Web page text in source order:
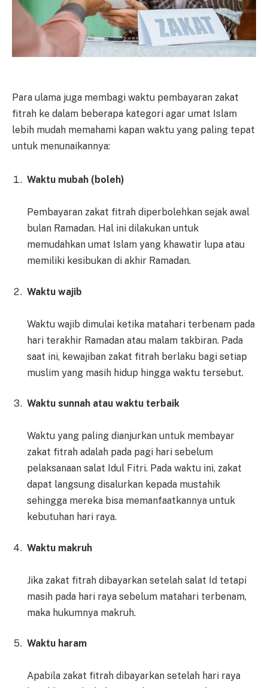
Para ulama juga membagi waktu pembayaran zakat
fitrah ke dalam beberapa kategori agar umat Islam
lebih mudah memahami kapan waktu yang paling tepat
untuk menunaikannya:
Waktu mubah (boleh)
Pembayaran zakat fitrah diperbolehkan sejak awal
bulan Ramadan. Hal ini dilakukan untuk
memudahkan umat Islam yang khawatir lupa atau
memiliki kesibukan di akhir Ramadan.
Waktu wajib
Waktu wajib dimulai ketika matahari terbenam pada
hari terakhir Ramadan atau malam takbiran. Pada
saat ini, kewajiban zakat fitrah berlaku bagi setiap
muslim yang masih hidup hingga waktu tersebut.
Waktu sunnah atau waktu terbaik
Waktu yang paling dianjurkan untuk membayar
zakat fitrah adalah pada pagi hari sebelum
pelaksanaan salat Idul Fitri. Pada waktu ini, zakat
dapat langsung disalurkan kepada mustahik
sehingga mereka bisa memanfaatkannya untuk
kebutuhan hari raya.
Waktu makruh
Jika zakat fitrah dibayarkan setelah salat Id tetapi
masih pada hari raya sebelum matahari terbenam,
maka hukumnya makruh.
Waktu haram
Apabila zakat fitrah dibayarkan setelah hari raya